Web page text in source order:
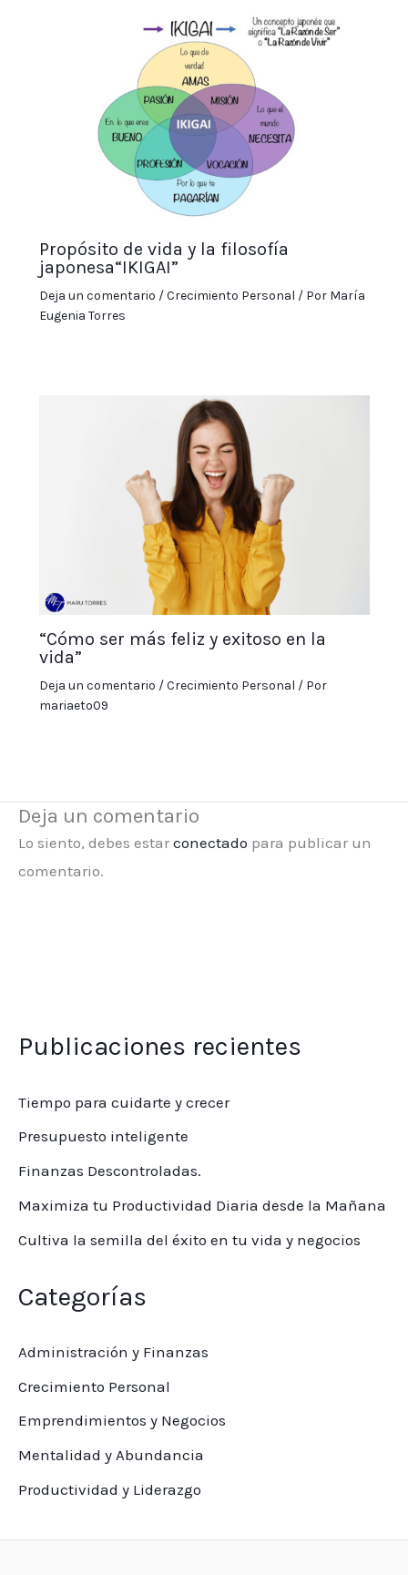
Propósito de vida y la filosofía
japonesa“IKIGAI”
Deja un comentario /Crecimiento Personal / Por María
Eugenia Torres
“Cómo ser más feliz y exitoso en la
vida”
Deja un comentario /Crecimiento Personal / Por
mariaeto09
Deja un comentario
Lo siento, debes estar conectado para publicar un
comentario.
Publicaciones recientes
Tiempo para cuidarte y crecer
Presupuesto inteligente
Finanzas Descontroladas.
Maximiza tu Productividad Diaria desde la Mañana
Cultiva la semilla del éxito en tu vida y negocios
Categorías
Administración y Finanzas
Crecimiento Personal
Emprendimientos y Negocios
Mentalidad y Abundancia
Productividad y Liderazgo